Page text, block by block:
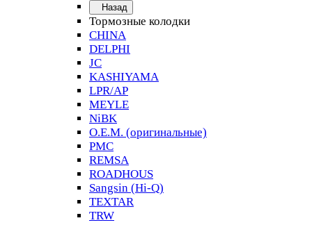
Назад
Тормозные колодки
CHINA
DELPHI
JC
KASHIYAMA
LPR/AP
MEYLE
NiBK
O.E.M. (оригинальные)
PMC
REMSA
ROADHOUS
Sangsin (Hi-Q)
TEXTAR
TRW